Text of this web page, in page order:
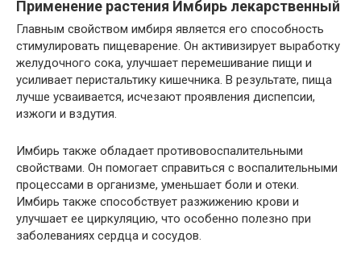
Применение растения Имбирь лекарственный
Главным свойством имбиря является его способность
стимулировать пищеварение. Он активизирует выработку
желудочного сока, улучшает перемешивание пищи и
усиливает перистальтику кишечника. В результате, пища
лучше усваивается, исчезают проявления диспепсии,
изжоги и вздутия.
Имбирь также обладает противовоспалительными
свойствами. Он помогает справиться с воспалительными
процессами в организме, уменьшает боли и отеки.
Имбирь также способствует разжижению крови и
улучшает ее циркуляцию, что особенно полезно при
заболеваниях сердца и сосудов.